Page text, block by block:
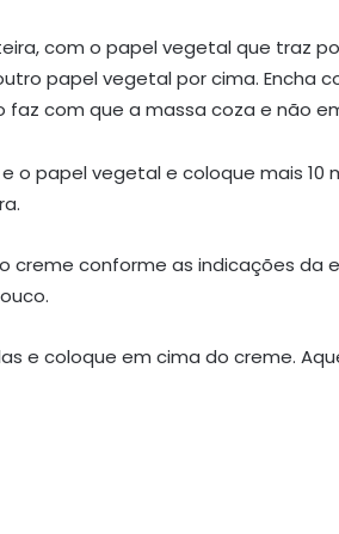
com o papel vegetal que traz
papel vegetal por cima. Encha
faz com que a massa coza e não
o papel vegetal e coloque mais 10
creme conforme as indicações da
e coloque em cima do creme.